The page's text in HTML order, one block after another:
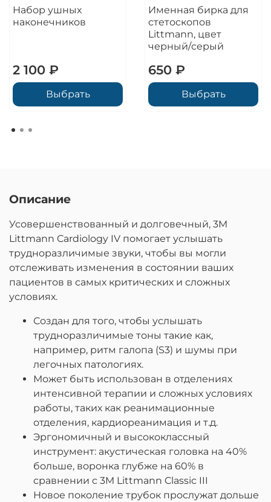
Набор ушных
наконечников
2 100 ₽
Выбрать
Именная бирка для
стетоскопов
Littmann, цвет
черный/серый
650 ₽
Выбрать
Описание
Усовершенствованный и долговечный, 3M
Littmann Cardiology IV помогает услышать
трудноразличимые звуки, чтобы вы могли
отслеживать изменения в состоянии ваших
пациентов в самых критических и сложных
условиях.
Создан для того, чтобы услышать
трудноразличимые тоны такие как,
например, ритм галопа (S3) и шумы при
легочных патологиях.
Может быть использован в отделениях
интенсивной терапии и сложных условиях
работы, таких как реанимационные
отделения, кардиореанимация и т.д.
Эргономичный и высококлассный
инструмент: акустическая головка на 40%
больше, воронка глубже на 60% в
сравнении с 3M Littmann Classic III
Новое поколение трубок прослужат дольше